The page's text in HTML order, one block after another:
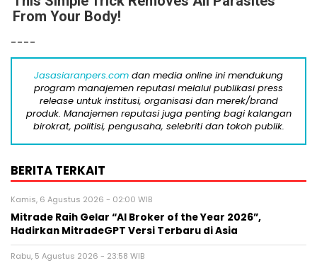
From Your Body!
----
Jasasiaranpers.com dan media online ini mendukung
program manajemen reputasi melalui publikasi press
release untuk institusi, organisasi dan merek/brand
produk. Manajemen reputasi juga penting bagi kalangan
birokrat, politisi, pengusaha, selebriti dan tokoh publik.
BERITA TERKAIT
Kamis, 6 Agustus 2026 - 02:00 WIB
Mitrade Raih Gelar “AI Broker of the Year 2026”,
Hadirkan MitradeGPT Versi Terbaru di Asia
Rabu, 5 Agustus 2026 - 23:58 WIB